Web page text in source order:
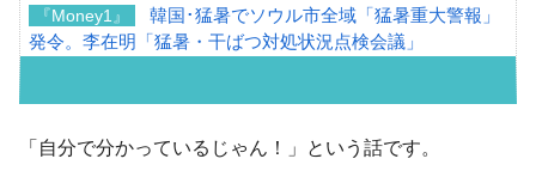
『Money1』
韓国･猛暑でソウル市全域「猛暑重大警報」
発令。李在明「猛暑・干ばつ対処状況点検会議」
07月販売台数は去年のほぼ半分「71台」しか売れなかっ
「自分で分かっているじゃん！」という話です。